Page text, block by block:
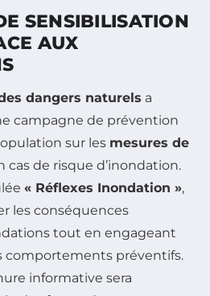
SENSIBILISATION
AUX
dangers naturels a
campagne de prévention
sur les mesures de
cas de risque d’inondation.
« Réflexes Inondation »,
les conséquences
tout en engageant
comportements préventifs.
informative sera